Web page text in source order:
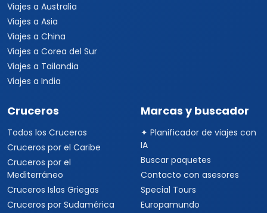
Viajes a Australia
Viajes a Asia
Viajes a China
Viajes a Corea del Sur
Viajes a Tailandia
Viajes a India
Cruceros
Todos los Cruceros
Cruceros por el Caribe
Cruceros por el
Mediterráneo
Cruceros Islas Griegas
Cruceros por Sudamérica
Marcas y buscador
✦ Planificador de viajes con
IA
Buscar paquetes
Contacto con asesores
Special Tours
Europamundo